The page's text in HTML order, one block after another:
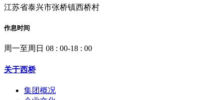
江苏省泰兴市张桥镇西桥村
作息时间
周一至周日 08 : 00-18 : 00
关于西桥
集团概况